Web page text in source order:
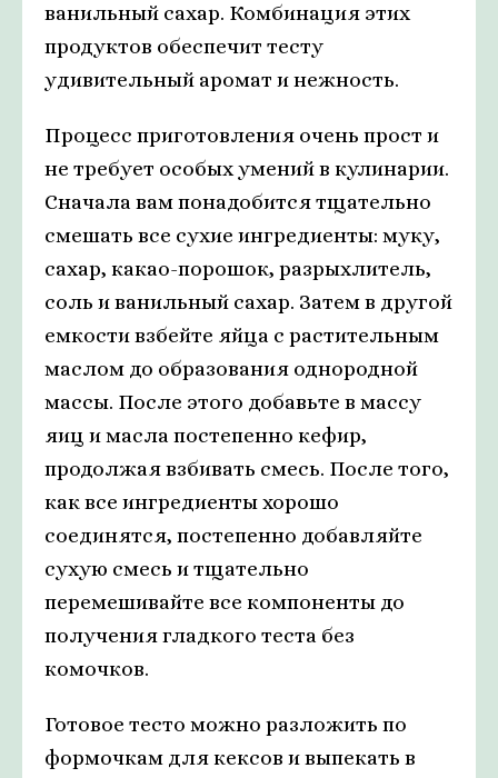
ванильный сахар. Комбинация этих
продуктов обеспечит тесту
удивительный аромат и нежность.
Процесс приготовления очень прост и
не требует особых умений в кулинарии.
Сначала вам понадобится тщательно
смешать все сухие ингредиенты: муку,
сахар, какао-порошок, разрыхлитель,
соль и ванильный сахар. Затем в другой
емкости взбейте яйца с растительным
маслом до образования однородной
массы. После этого добавьте в массу
яиц и масла постепенно кефир,
продолжая взбивать смесь. После того,
как все ингредиенты хорошо
соединятся, постепенно добавляйте
сухую смесь и тщательно
перемешивайте все компоненты до
получения гладкого теста без
комочков.
Готовое тесто можно разложить по
формочкам для кексов и выпекать в